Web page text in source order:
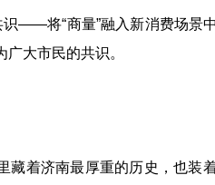
——将“商量”融入新消费场景
大市民的共识。
藏着济南最厚重的历史，也装